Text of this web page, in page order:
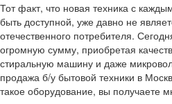
Тот факт, что новая техника с
быть доступной, уже давно не
отечественного потребителя.
огромную сумму, приобретая
стиральную машину и даже
продажа б/у бытовой техники в
такое оборудование, вы получаете